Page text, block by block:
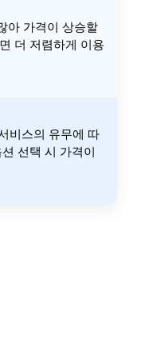
아 가격이 상승할
더 저렴하게 이용
비스의 유무에 따
선택 시 가격이